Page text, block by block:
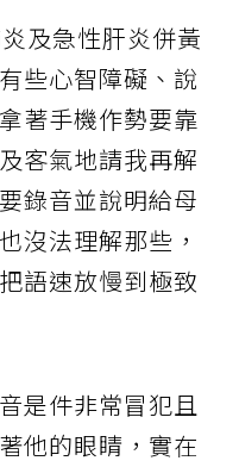
及急性肝炎併黃
些心智障礙、說
著手機作勢要靠
客氣地請我再解
錄音並說明給母
沒法理解那些，
語速放慢到極致
是件非常冒犯且
他的眼睛，實在